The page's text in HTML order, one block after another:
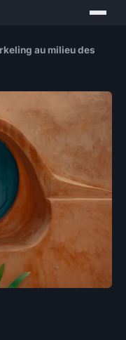
au milieu des